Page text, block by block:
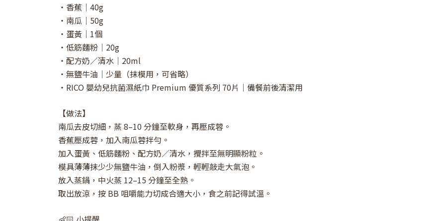
・香蕉｜40g
・南瓜｜50g
・蛋黃｜1個
・低筋麵粉｜20g
・配方奶／清水｜20ml
・無鹽牛油｜少量（抹模用，可省略）
・RICO 嬰幼兒抗菌濕紙巾 Premium 優質系列 70片｜備餐前後清潔用
【做法】
南瓜去皮切細，蒸 8–10 分鐘至軟身，再壓成蓉。
香蕉壓成蓉，加入南瓜蓉拌勻。
加入蛋黃、低筋麵粉、配方奶／清水，攪拌至無明顯粉粒。
模具薄薄抹少少無鹽牛油，倒入粉漿，輕輕敲走大氣泡。
放入蒸鍋，中火蒸 12–15 分鐘至全熟。
取出放涼，按 BB 咀嚼能力切成合適大小，食之前記得試溫。